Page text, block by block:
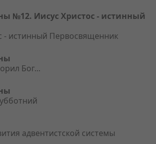
№12. Иисус Христос - истинный
- истинный Первосвященник
Бог...
адвентистской системы